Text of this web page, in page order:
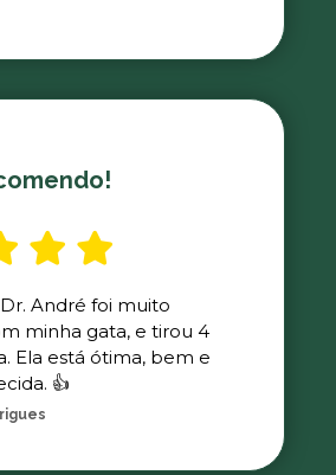
André foi muito
minha gata, e tirou 4
Ela está ótima, bem e
👍